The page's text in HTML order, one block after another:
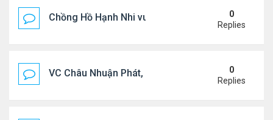
Chồng Hồ Hạnh Nhi vui vẻ ôm người cũ của vợ
0
Replies
VC Châu Nhuận Phát, Lưu Gia Linh viếng vợ cũ ..
0
Replies